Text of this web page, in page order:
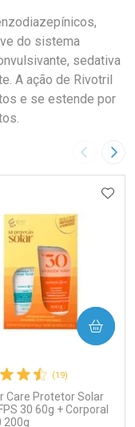
do sistema
sedativa
A ação de Rivotril
e se estende por
Imagem
AOS FAVORITOS
(19)
Care Protetor Solar
30 60g + Corporal
200g
COMPRAR